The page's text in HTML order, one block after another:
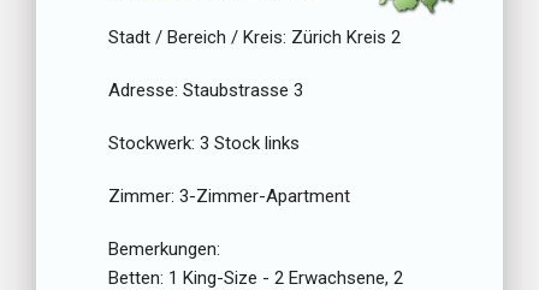
Stadt / Bereich / Kreis: Zürich Kreis 2
Adresse: Staubstrasse 3
Stockwerk: 3 Stock links
Zimmer: 3-Zimmer-Apartment
Bemerkungen:
Betten: 1 King-Size - 2 Erwachsene, 2